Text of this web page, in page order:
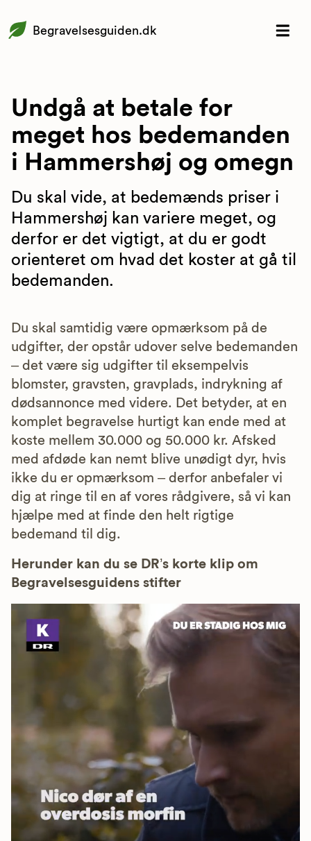
Begravelsesguiden.dk
Undgå at betale for
meget hos bedemanden
i Hammershøj og omegn
Du skal vide, at bedemænds priser i
Hammershøj kan variere meget, og
derfor er det vigtigt, at du er godt
orienteret om hvad det koster at gå til
bedemanden.
Du skal samtidig være opmærksom på de
udgifter, der opstår udover selve bedemanden
– det være sig udgifter til eksempelvis
blomster, gravsten, gravplads, indrykning af
dødsannonce med videre. Det betyder, at en
komplet begravelse hurtigt kan ende med at
koste mellem 30.000 og 50.000 kr. Afsked
med afdøde kan nemt blive unødigt dyr, hvis
ikke du er opmærksom – derfor anbefaler vi
dig at ringe til en af vores rådgivere, så vi kan
hjælpe med at finde den helt rigtige
bedemand til dig.
Herunder kan du se DR’s korte klip om
Begravelsesguidens stifter